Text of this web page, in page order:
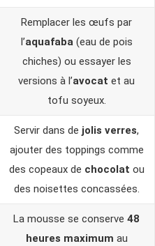
Remplacer les œufs par
l’aquafaba(eau de pois
chiches) ou essayer les
versions à l’avocat et au
tofu soyeux.
Servir dans de jolis verres,
ajouter des toppings comme
des copeaux de chocolat ou
des noisettes concassées.
La mousse se conserve 48
heures maximum au